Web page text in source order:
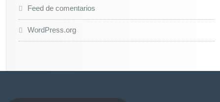
Feed de comentarios
WordPress.org